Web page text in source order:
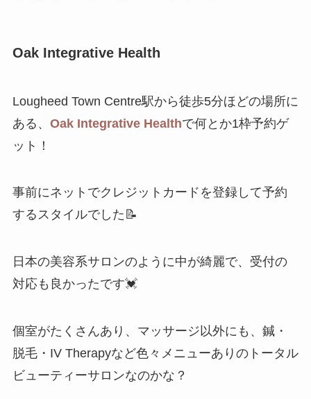
Oak Integrative Health
Lougheed Town Centre駅から徒歩5分ほどの場所に
ある、 Oak Integrative Healthで何とか1枠予約ゲ
ット！
事前にネットでクレジットカードを登録して予約
するスタイルでした📝
日本の美容系サロンのように中が綺麗で、受付の
対応も良かったです💓
個室がたくさんあり、マッサージ以外にも、鍼・
脱毛・IV Therapyなど色々メニューありのトータル
ビューティーサロンなのかな？